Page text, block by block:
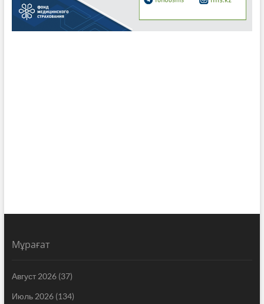
Мұрағат
Август 2026(37)
Июль 2026(134)